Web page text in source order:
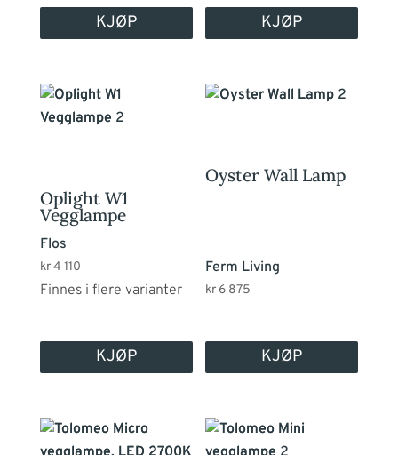
KJØP KJØP
Oplight W1
Vegglampe
Flos
kr4 110
Finnes i flere varianter
KJØP
Dette
produktet
Alternativene
Oyster Wall Lamp
Ferm Living
kr 6 875
KJØP